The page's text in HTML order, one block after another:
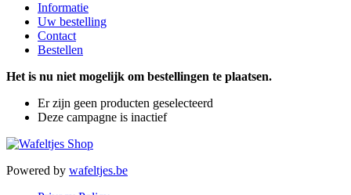
Informatie
Uw bestelling
Contact
Bestellen
Het is nu niet mogelijk om bestellingen te plaatsen.
Er zijn geen producten geselecteerd
Deze campagne is inactief
Powered by wafeltjes.be